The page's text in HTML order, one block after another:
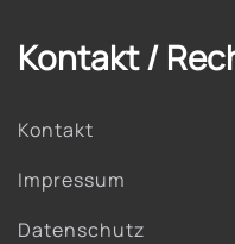
Kontakt /
Kontakt
Impressum
Datenschutz